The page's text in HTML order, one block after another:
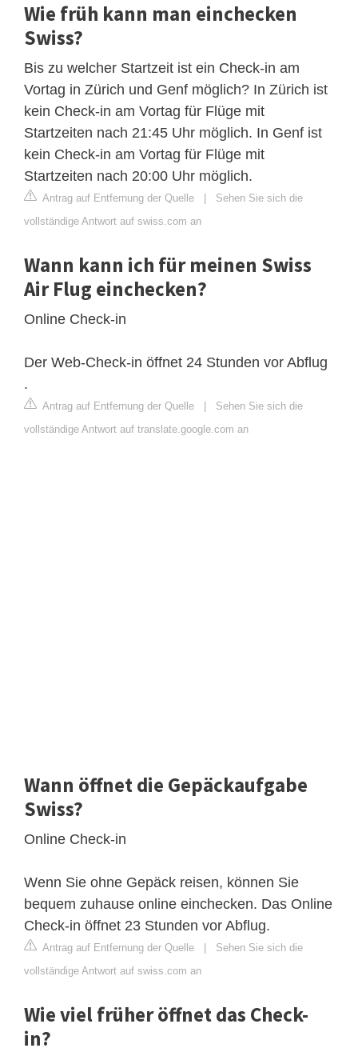
Wie früh kann man einchecken
Swiss?
Bis zu welcher Startzeit ist ein Check-in am
Vortag in Zürich und Genf möglich? In Zürich ist
kein Check-in am Vortag für Flüge mit
Startzeiten nach 21:45 Uhr möglich. In Genf ist
kein Check-in am Vortag für Flüge mit
Startzeiten nach 20:00 Uhr möglich.
Antrag auf Entfernung der Quelle
Sehen Sie sich die
vollständige Antwort auf swiss.com an
Wann kann ich für meinen Swiss
Air Flug einchecken?
Online Check-in
Der Web-Check-in öffnet 24 Stunden vor Abflug
.
Antrag auf Entfernung der Quelle
Sehen Sie sich die
vollständige Antwort auf translate.google.com an
Wann öffnet die Gepäckaufgabe
Swiss?
Online Check-in
Wenn Sie ohne Gepäck reisen, können Sie
bequem zuhause online einchecken. Das Online
Check-in öffnet 23 Stunden vor Abflug.
Antrag auf Entfernung der Quelle
Sehen Sie sich die
vollständige Antwort auf swiss.com an
Wie viel früher öffnet das Check-
in?